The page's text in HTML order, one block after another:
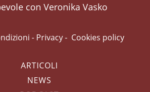
con Veronika Vasko
- Privacy- Cookies policy
ARTICOLI
NEWS